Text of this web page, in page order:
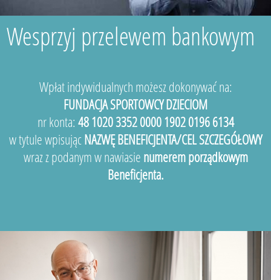
Wesprzyj przelewem bankowym
Wpłat indywidualnych możesz dokonywać na:
FUNDACJA SPORTOWCY DZIECIOM
nr konta: 48 1020 3352 0000 1902 0196 6134
w tytule wpisującNAZWĘ BENEFICJENTA/CEL SZCZEGÓŁOWY
wraz z podanym w nawiasie numerem porządkowym
Beneficjenta.